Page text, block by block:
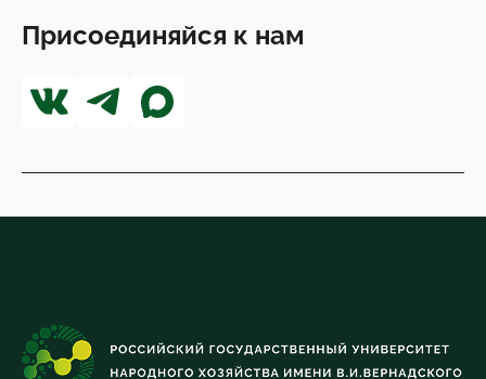
Присоединяйся к нам